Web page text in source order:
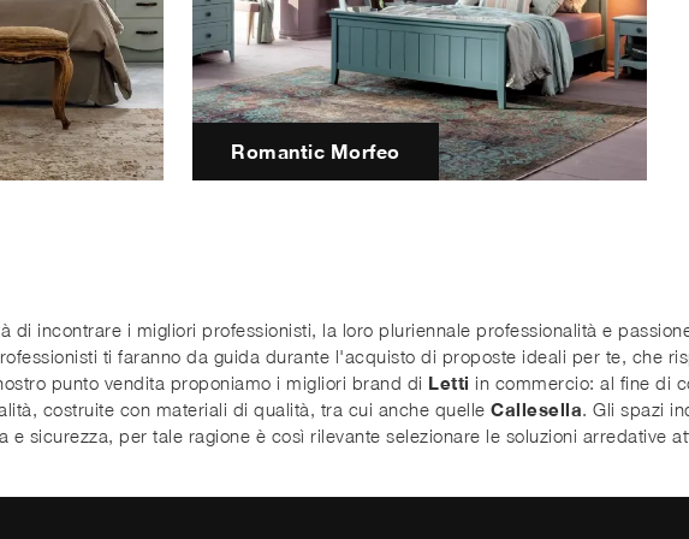
Romantic Morfeo
di incontrare i migliori professionisti, la loro pluriennale professionalità e
ti faranno da guida durante l'acquisto di proposte ideali per te, che
punto vendita proponiamo i migliori brand di Letti in commercio: al fine di
costruite con materiali di qualità, tra cui anche quelle Callesella . Gli spazi
e sicurezza, per tale ragione è così rilevante selezionare le soluzioni arredative